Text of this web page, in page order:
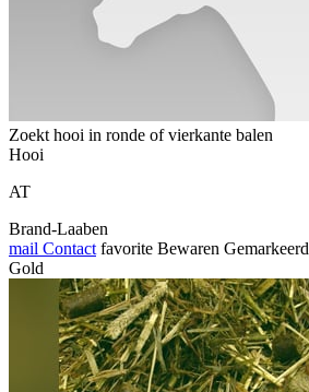
Zoekt hooi in ronde of vierkante balen
Hooi
AT
Brand-Laaben
mail Contact favorite Bewaren Gemarkeerd
Gold